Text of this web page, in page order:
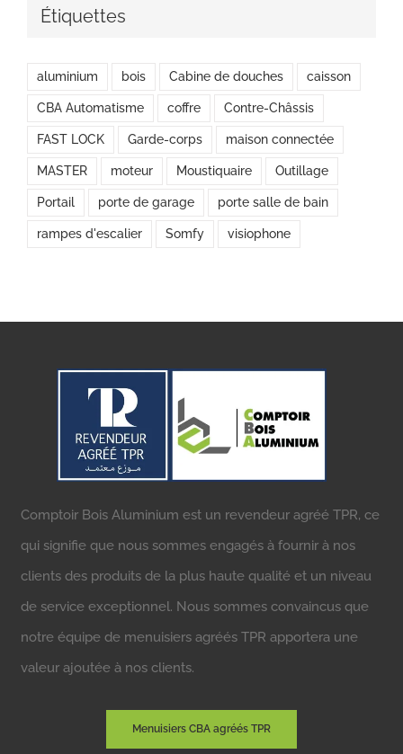
Étiquettes
aluminium bois Cabine de douches caisson
CBA Automatisme coffre Contre-Châssis
FAST LOCK Garde-corps maison connectée
MASTER moteur Moustiquaire Outillage
Portail porte de garage porte salle de bain
rampes d'escalier Somfy visiophone
Comptoir Bois Aluminium est un revendeur agréé TPR, ce
qui signifie que nous sommes engagés à fournir à nos
clients des produits de la plus haute qualité et un niveau
de service exceptionnel. Nous sommes convaincus que
notre équipe de menuisiers agréés TPR apportera une
valeur ajoutée à nos clients.
Menuisiers CBA agréés TPR